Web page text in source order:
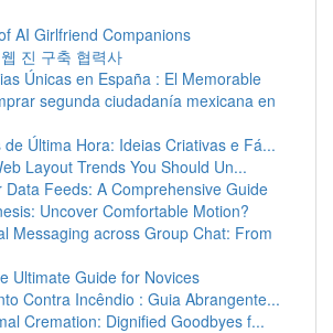
AI Girlfriend Companions
진 구축 협력사
Únicas en España : El Memorable
segunda ciudadanía mexicana en
de Última Hora: Ideias Criativas e Fá...
Layout Trends You Should Un...
Data Feeds: A Comprehensive Guide
Uncover Comfortable Motion?
Messaging across Group Chat: From
Ultimate Guide for Novices
Contra Incêndio : Guia Abrangente...
Cremation: Dignified Goodbyes f...